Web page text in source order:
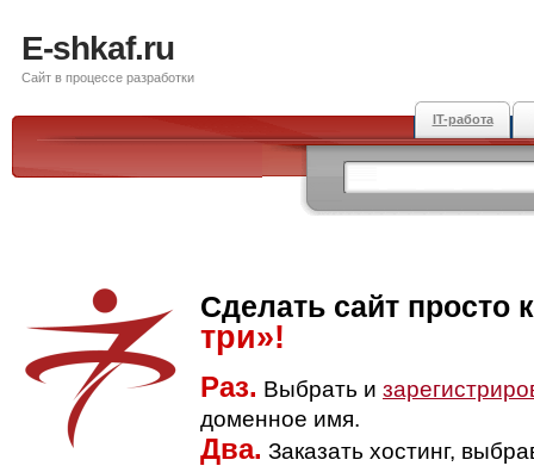
E-shkaf.ru
Сайт в процессе разработки
IT-работа
Сделать сайт просто
три»!
Раз. Выбрать и
доменное имя.
Два. Заказать хостинг,